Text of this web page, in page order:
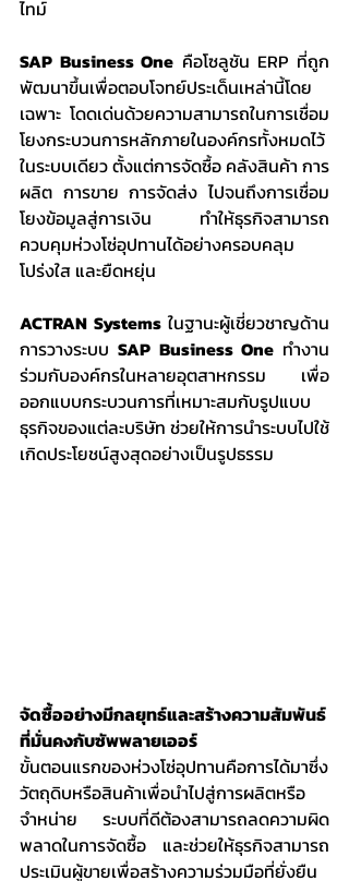
ไทม์
SAP Business One คือโซลูชัน ERP ที่ถูก
พัฒนาขึ้นเพื่อตอบโจทย์ประเด็นเหล่านี้โดย
เฉพาะ โดดเด่นด้วยความสามารถในการเชื่อม
โยงกระบวนการหลักภายในองค์กรทั้งหมดไว้
ในระบบเดียว ตั้งแต่การจัดซื้อ คลังสินค้า การ
ผลิต การขาย การจัดส่ง ไปจนถึงการเชื่อม
โยงข้อมูลสู่การเงิน ทำให้ธุรกิจสามารถ
ควบคุมห่วงโซ่อุปทานได้อย่างครอบคลุม
โปร่งใส และยืดหยุ่น
ACTRAN Systems ในฐานะผู้เชี่ยวชาญด้าน
การวางระบบ SAP Business One ทำงาน
ร่วมกับองค์กรในหลายอุตสาหกรรม เพื่อ
ออกแบบกระบวนการที่เหมาะสมกับรูปแบบ
ธุรกิจของแต่ละบริษัท ช่วยให้การนำระบบไปใช้
เกิดประโยชน์สูงสุดอย่างเป็นรูปธรรม
จัดซื้ออย่างมีกลยุทธ์และสร้างความสัมพันธ์
ที่มั่นคงกับซัพพลายเออร์
ขั้นตอนแรกของห่วงโซ่อุปทานคือการได้มาซึ่ง
วัตถุดิบหรือสินค้าเพื่อนำไปสู่การผลิตหรือ
จำหน่าย ระบบที่ดีต้องสามารถลดความผิด
พลาดในการจัดซื้อ และช่วยให้ธุรกิจสามารถ